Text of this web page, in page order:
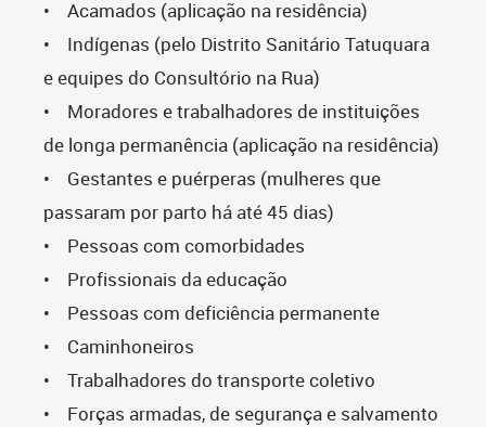
• Acamados (aplicação na residência)
• Indígenas (pelo Distrito Sanitário Tatuquara
e equipes do Consultório na Rua)
• Moradores e trabalhadores de instituições
de longa permanência (aplicação na residência)
• Gestantes e puérperas (mulheres que
passaram por parto há até 45 dias)
• Pessoas com comorbidades
• Profissionais da educação
• Pessoas com deficiência permanente
• Caminhoneiros
• Trabalhadores do transporte coletivo
• Forças armadas, de segurança e salvamento